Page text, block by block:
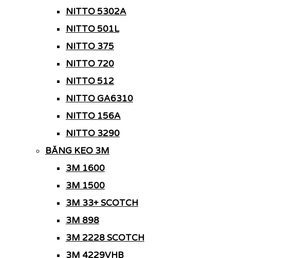
NITTO 5302A
NITTO 501L
NITTO 375
NITTO 720
NITTO 512
NITTO GA6310
NITTO 156A
NITTO 3290
BĂNG KEO 3M
3M 1600
3M 1500
3M 33+ SCOTCH
3M 898
3M 2228 SCOTCH
3M 4229VHB